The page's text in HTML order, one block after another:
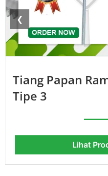
❮
Tiang Papan
Tipe 3
Lihat